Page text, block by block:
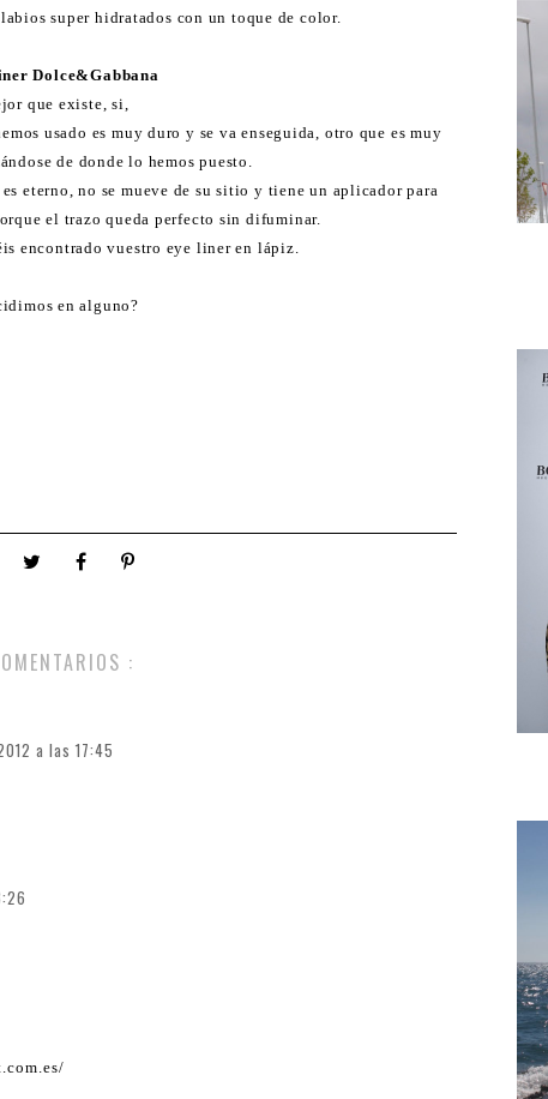
super hidratados con un toque de color.
Dolce&Gabbana
que existe, si,
usado es muy duro y se va enseguida, otro que es muy
de donde lo hemos puesto.
eterno, no se mueve de su sitio y tiene un aplicador para
el trazo queda perfecto sin difuminar.
encontrado vuestro eye liner en lápiz.
en alguno?
:
a las 17:45